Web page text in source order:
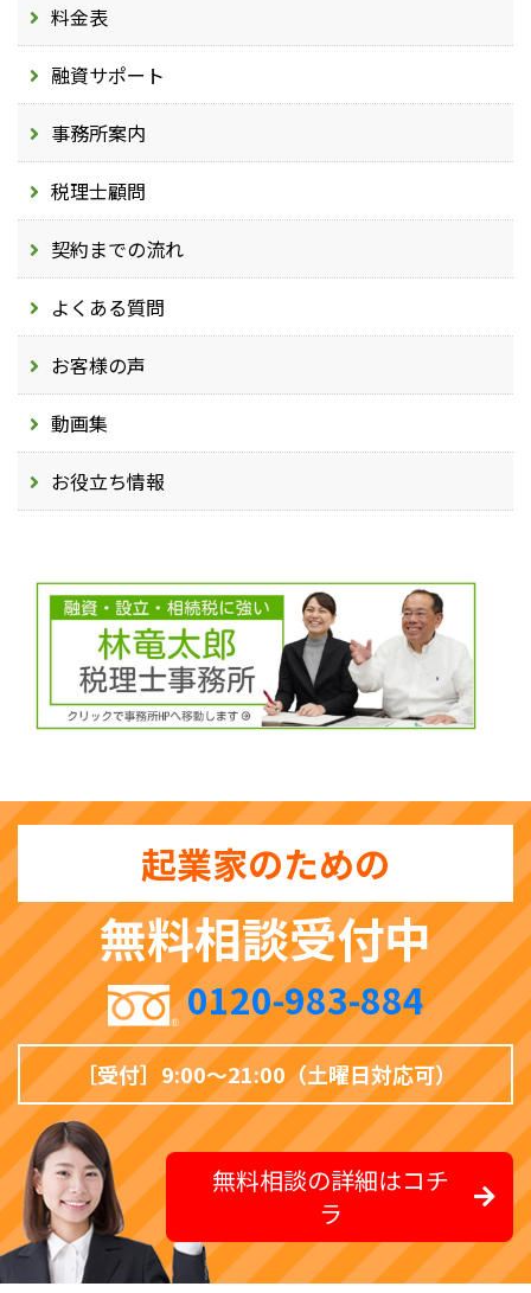
料金表
融資サポート
事務所案内
税理士顧問
契約までの流れ
よくある質問
お客様の声
動画集
お役立ち情報
無料相談の詳細はコチ
ラ
起業家のための
無料相談受付中
0120-983-884
［受付］9:00〜21:00（土曜日対応可）